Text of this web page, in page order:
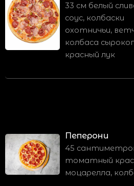
33 см белый
соус, колбаски
охотничьи,
колбаса
красный лук
Пеперони
45
томатный
моцарелла,